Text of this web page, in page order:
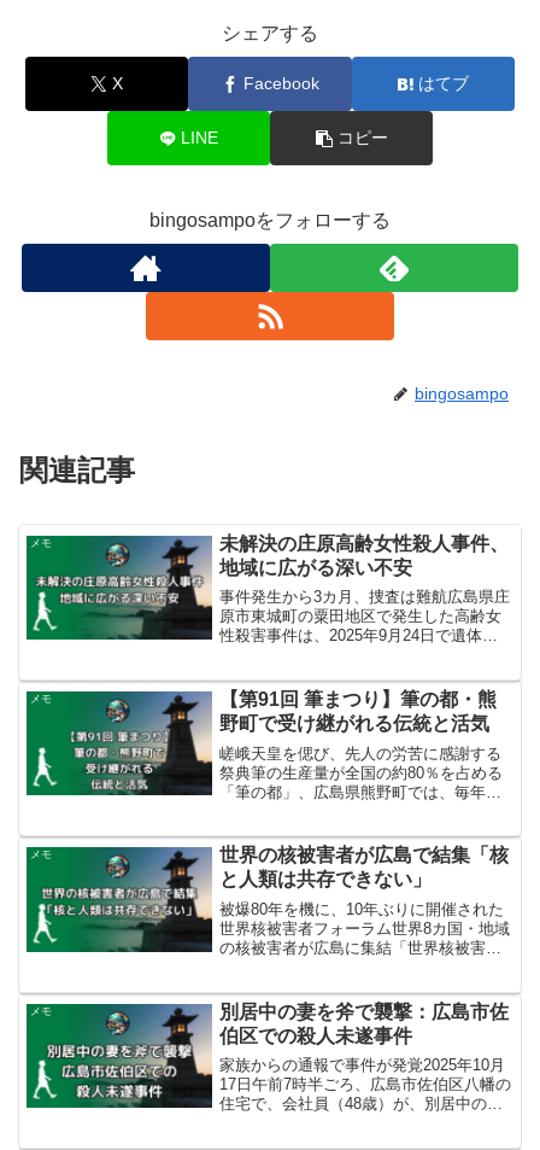
シェアする
X Facebook はてブ
LINE コピー
bingosampoをフォローする
bingosampo
関連記事
メモ
未解決の庄原高齢女性殺人事件、
地域に広がる深い不安
事件発生から3カ月、捜査は難航広島県庄
原市東城町の粟田地区で発生した高齢女
性殺害事件は、2025年9月24日で遺体発
人で暮らしていた女性（84）が、頭から
血を流し...
メモ
【第91回 筆まつり】筆の都・熊
野町で受け継がれる伝統と活気
嵯峨天皇を偲び、先人の労苦に感謝する
祭典筆の生産量が全国の約80％を占める
「筆の都」、広島県熊野町では、毎年秋
日（火・祝）に榊山神社周辺、筆の里工
房周辺、熊野中...
メモ
世界の核被害者が広島で結集「核
と人類は共存できない」
被爆80年を機に、10年ぶりに開催された
世界核被害者フォーラム世界8カ国・地域
の核被害者が広島に集結「世界核被害者
テールプラザで開催されました。このフ
ォーラ...
メモ
別居中の妻を斧で襲撃：広島市佐
伯区での殺人未遂事件
家族からの通報で事件が発覚2025年10月
17日午前7時半ごろ、広島市佐伯区八幡の
住宅で、会社員（48歳）が、別居中の妻